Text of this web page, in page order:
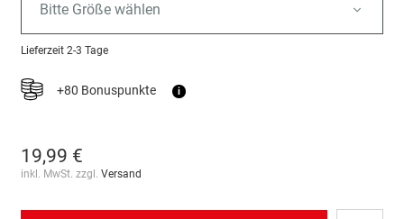
Bitte Größe wählen
Lieferzeit 2-3 Tage
+80 Bonuspunkte i
19,99 €
inkl. MwSt. zzgl. Versand